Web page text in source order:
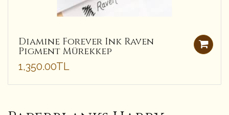
Diamine Forever Ink Raven
Pigment Mürekkep
1,350.00TL